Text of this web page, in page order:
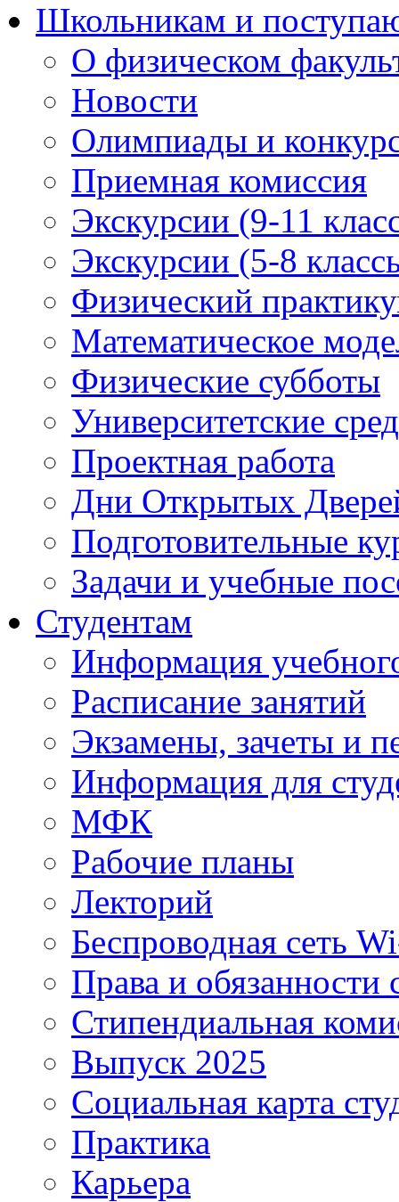
Школьникам и
О физическом
Новости
Олимпиады и
Приемная комиссия
Экскурсии (9-11
Экскурсии (5-8
Физический
Математическое
Физические субботы
Университетские
Проектная работа
Дни Открытых
Подготовительные
Задачи и учебные
Студентам
Информация
Расписание занятий
Экзамены, зачеты и
Информация для
МФК
Рабочие планы
Лекторий
Беспроводная сеть
Права и обязанности
Стипендиальная
Выпуск 2025
Социальная карта
Практика
Карьера